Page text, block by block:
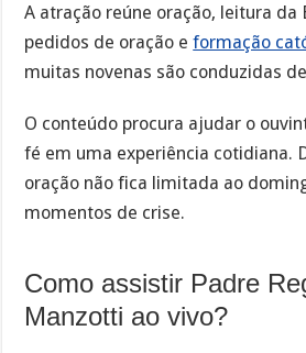
A atração reúne oração, leitura da
pedidos de oração eformação
muitas novenas são conduzidas
O conteúdo procura ajudar o
fé em uma experiência cotidiana.
oração não fica limitada ao
momentos de crise.
Como assistir Padre
Manzotti ao vivo?